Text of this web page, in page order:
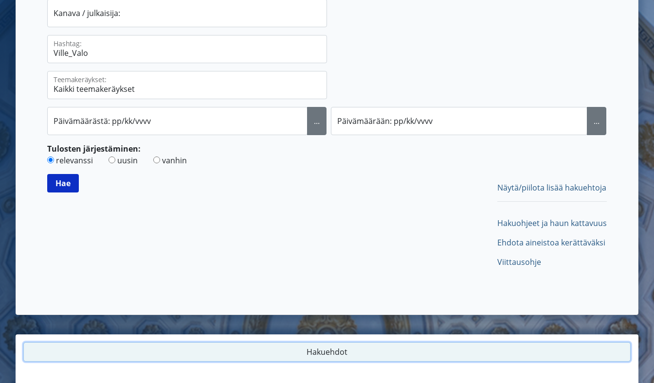
Kanava / julkaisija:
Hashtag:
Teemakeräykset:
Päivämäärästä: pp/kk/vvvv ... Päivämäärään: pp/kk/vvvv ...
Tulosten järjestäminen:
relevanssi
uusin vanhin
Näytä/piilota lisää hakuehtoja
Hakuohjeet ja haun kattavuus
Ehdota aineistoa kerättäväksi
Viittausohje
Hakuehdot